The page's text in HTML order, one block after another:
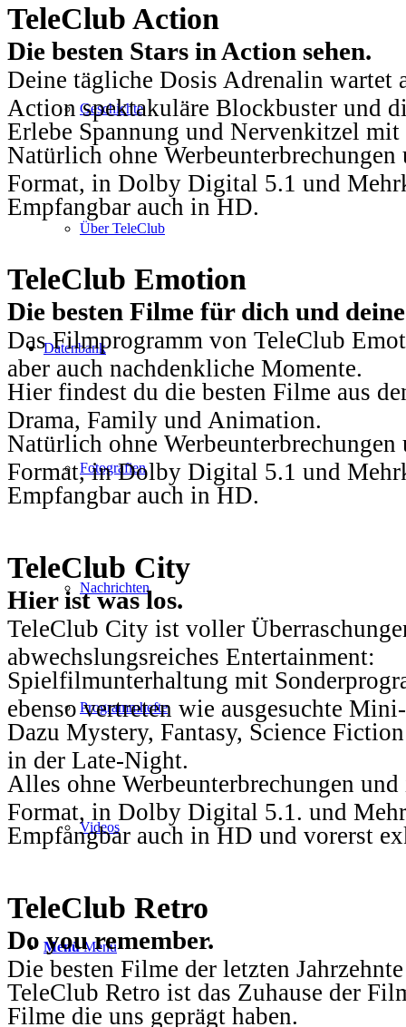
Geschichte
Über TeleClub
Datenbank
Fotografien
Nachrichten
Programmhefte
Videos
Menü Menü
TeleClub Action
Die besten Stars in Action sehen.
Deine tägliche Dosis Adrenalin wartet
Action spektakuläre Blockbuster und
Erlebe Spannung und Nervenkitzel
Natürlich ohne
Format, in Dolby Digital 5.1 und
Empfangbar auch in HD.
TeleClub Emotion
Die besten Filme für dich und
Das Filmprogramm von TeleClub
aber auch nachdenkliche Momente.
Hier findest du die besten Filme aus
Drama, Family und Animation.
Natürlich ohne
Format, in Dolby Digital 5.1 und
Empfangbar auch in HD.
TeleClub City
Hier ist was los.
TeleClub City ist voller
abwechslungsreiches Entertainment:
Spielfilmunterhaltung mit
ebenso vertreten wie ausgesuchte
Dazu Mystery, Fantasy, Science
in der Late-Night.
Alles ohne Werbeunterbrechungen
Format, in Dolby Digital 5.1. und
Empfangbar auch in HD und vorerst
TeleClub Retro
Do you remember.
Die besten Filme der letzten
TeleClub Retro ist das Zuhause der
Filme die uns geprägt haben.